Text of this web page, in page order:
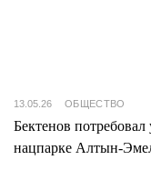
13.05.26 ОБЩЕСТВО
Бектенов потребовал
нацпарке Алтын-